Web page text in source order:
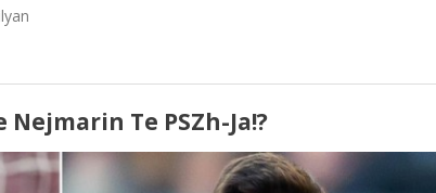
Te PSZh-Ja!?